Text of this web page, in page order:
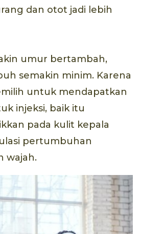
dan otot jadi lebih
umur bertambah,
semakin minim. Karena
untuk mendapatkan
injeksi, baik itu
pada kulit kepala
pertumbuhan
wajah.